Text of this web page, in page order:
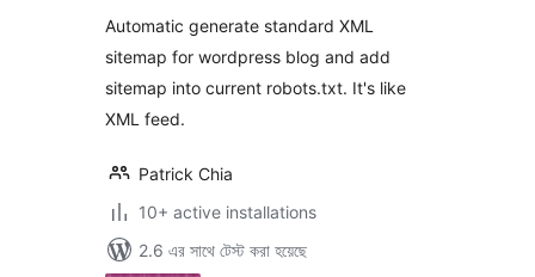
Automatic generate standard XML
sitemap for wordpress blog and add
sitemap into current robots.txt. It's like
XML feed.
Patrick Chia
10+ active installations
2.6 এর সাথে টেস্ট করা হয়েছে